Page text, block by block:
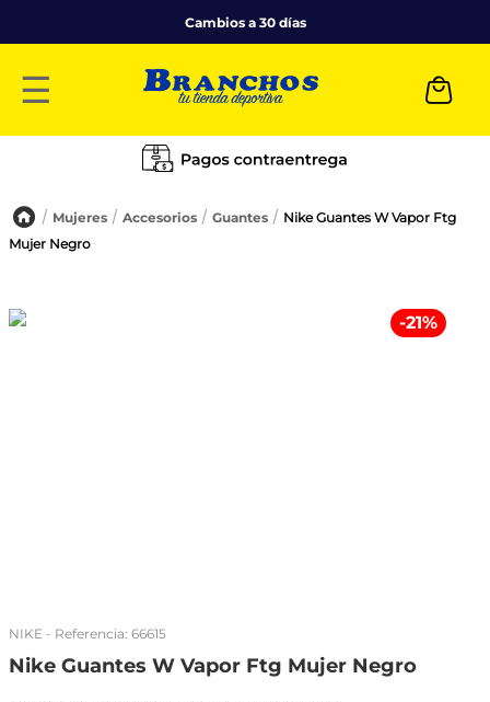
Cambios a 30 días
☰
Mujeres Accesorios Guantes
Nike Guantes W Vapor Ftg
Mujer Negro
-21%
NIKE - Referencia: 66615
Nike Guantes W Vapor Ftg Mujer Negro